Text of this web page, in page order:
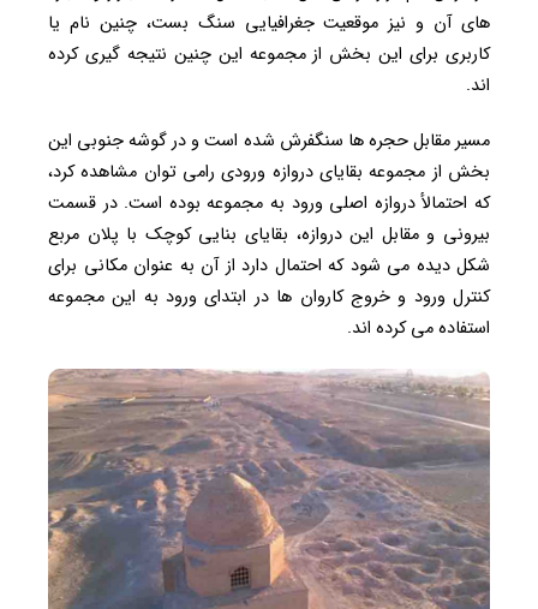
های آن و نیز موقعیت جغرافیایی سنگ بست، چنین نام یا
کاربری برای این بخش از مجموعه این چنین نتیجه گیری کرده
اند.
مسیر مقابل حجره ها سنگفرش شده است و در گوشه جنوبی این
بخش از مجموعه بقایای دروازه ورودی رامی توان مشاهده کرد،
که احتمالأ دروازه اصلی ورود به مجموعه بوده است. در قسمت
بیرونی و مقابل این دروازه، بقایای بنایی کوچک با پلان مربع
شکل دیده می شود که احتمال دارد از آن به عنوان مکانی برای
کنترل ورود و خروج کاروان ها در ابتدای ورود به این مجموعه
استفاده می کرده اند.